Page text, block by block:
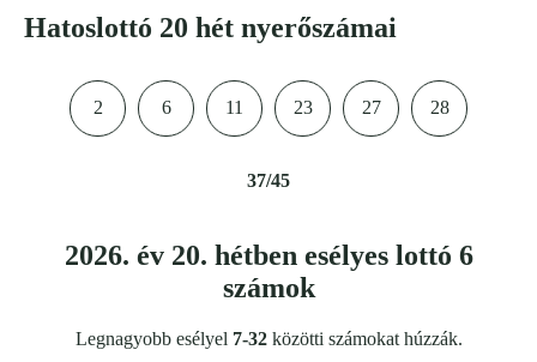
Hatoslottó 20 hét nyerőszámai
2 6 11 23 27 28
37/45
2026. év 20. hétben esélyes lottó 6
számok
Legnagyobb esélyel 7-32közötti számokat húzzák.